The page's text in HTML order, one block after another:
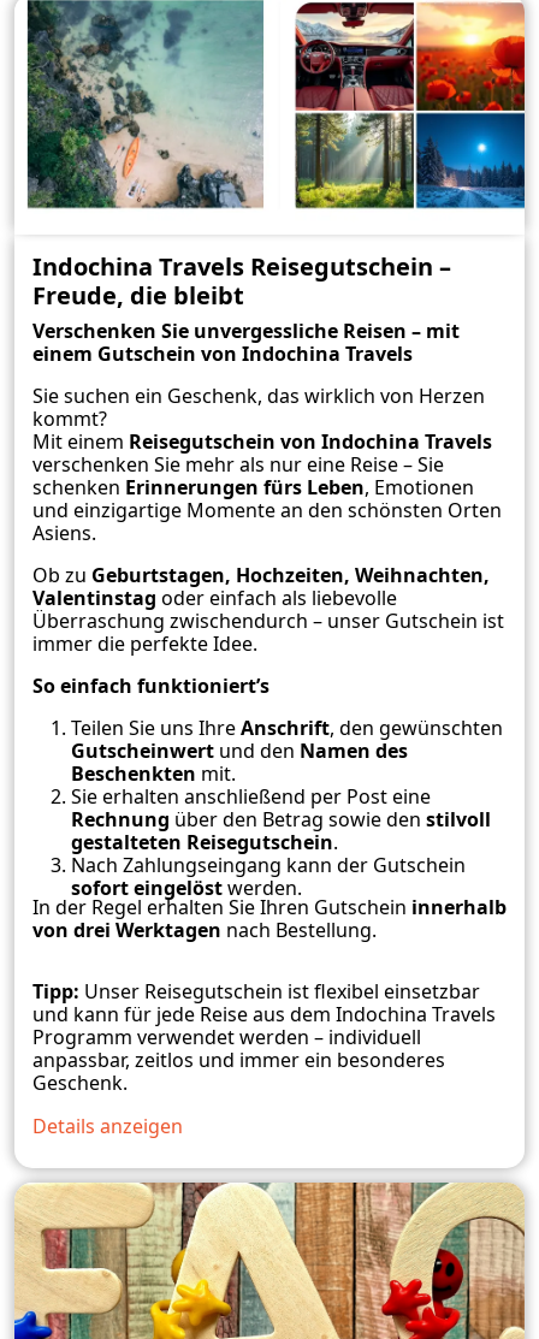
Indochina Travels Reisegutschein –
Freude, die bleibt
Verschenken Sie unvergessliche Reisen – mit
einem Gutschein von Indochina Travels
Sie suchen ein Geschenk, das wirklich von Herzen
kommt?
Mit einem Reisegutschein von Indochina Travels
verschenken Sie mehr als nur eine Reise – Sie
schenken Erinnerungen fürs Leben, Emotionen
und einzigartige Momente an den schönsten Orten
Asiens.
Ob zu Geburtstagen, Hochzeiten, Weihnachten,
Valentinstag oder einfach als liebevolle
Überraschung zwischendurch – unser Gutschein ist
immer die perfekte Idee.
So einfach funktioniert’s
Teilen Sie uns IhreAnschrift , den gewünschten
Gutscheinwert und den Namen des
Beschenkten mit.
Sie erhalten anschließend per Post eine
Rechnung über den Betrag sowie den stilvoll
gestalteten Reisegutschein.
Nach Zahlungseingang kann der Gutschein
sofort eingelöstwerden.
In der Regel erhalten Sie Ihren Gutschein innerhalb
von drei Werktagen nach Bestellung.
Tipp: Unser Reisegutschein ist flexibel einsetzbar
und kann für jede Reise aus dem Indochina Travels
Programm verwendet werden – individuell
anpassbar, zeitlos und immer ein besonderes
Geschenk.
Details anzeigen